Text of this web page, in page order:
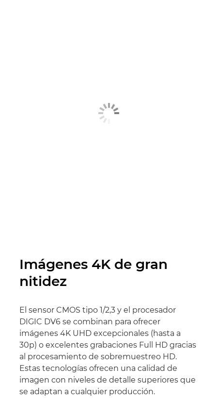
Imágenes 4K de gran
nitidez
El sensor CMOS tipo 1/2,3 y el procesador
DIGIC DV6 se combinan para ofrecer
imágenes 4K UHD excepcionales (hasta a
30p) o excelentes grabaciones Full HD gracias
al procesamiento de sobremuestreo HD.
Estas tecnologías ofrecen una calidad de
imagen con niveles de detalle superiores que
se adaptan a cualquier producción.